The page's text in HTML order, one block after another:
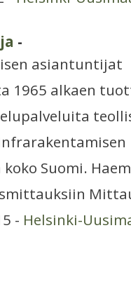
-
asiantuntijat
1965 alkaen
Suomi.
- Helsinki-